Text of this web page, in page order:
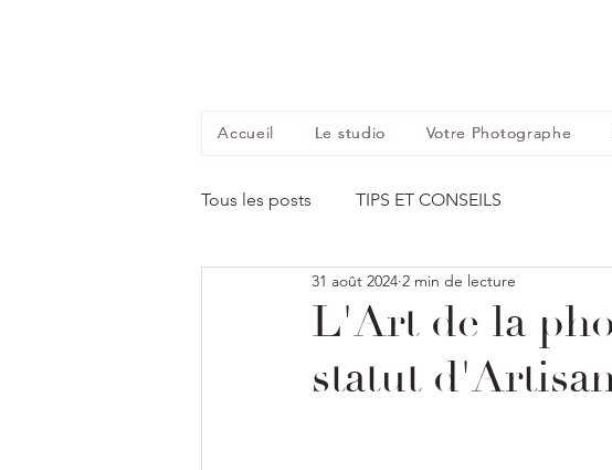
Accueil Le studio Votre Photographe
Tous les posts TIPS ET CONSEILS
L'Art de la
statut
31 août 2024 2 min de lecture